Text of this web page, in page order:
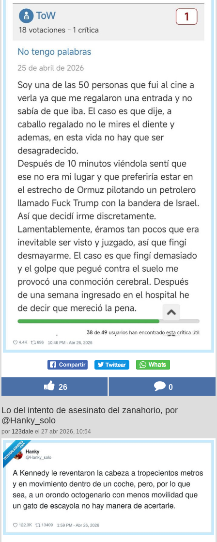
26 0
Lo del intento de asesinato del zanahorio, por
@Hanky_solo
por 123dale el 27 abr 2026, 10:54